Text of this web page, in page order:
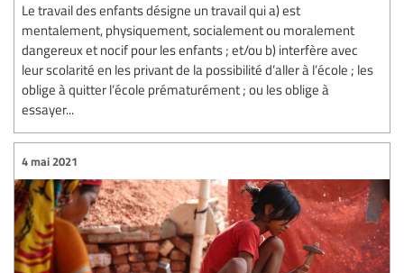
Le travail des enfants désigne un travail qui a) est
mentalement, physiquement, socialement ou moralement
dangereux et nocif pour les enfants ; et/ou b) interfère avec
leur scolarité en les privant de la possibilité d’aller à l’école ; les
oblige à quitter l’école prématurément ; ou les oblige à
essayer...
4 mai 2021